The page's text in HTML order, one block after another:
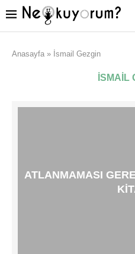
Anasayfa » İsmail Gezgin
İSMAIL
ATLANMAMASI